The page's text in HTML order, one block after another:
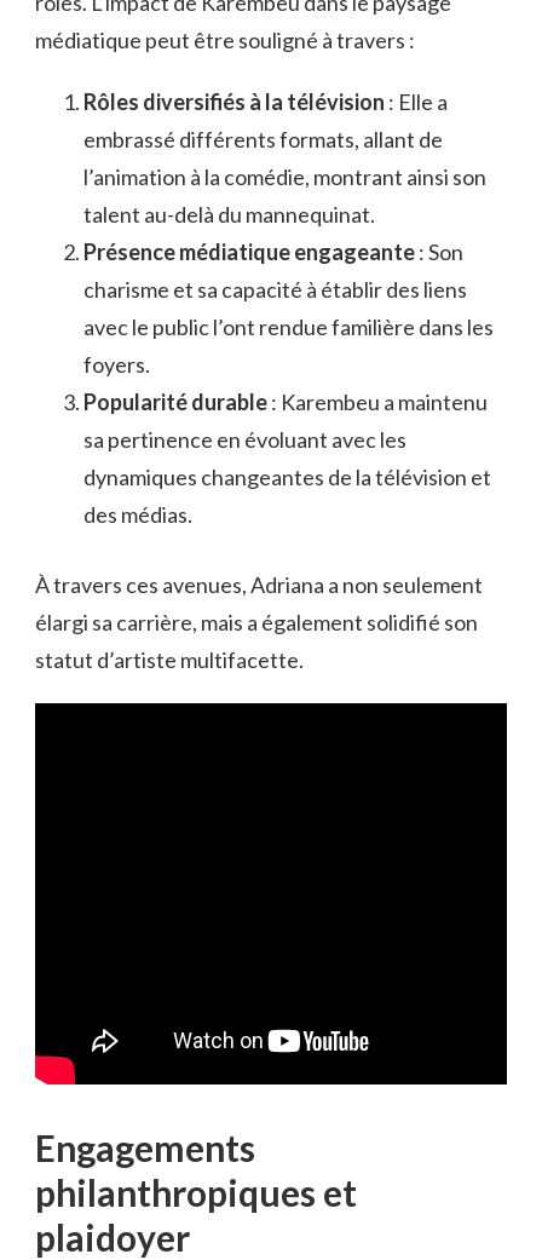
médiatique peut être souligné à travers :
Rôles diversifiés à la télévision : Elle a
embrassé différents formats, allant de
l’animation à la comédie, montrant ainsi son
talent au-delà du mannequinat.
Présence médiatique engageante: Son
charisme et sa capacité à établir des liens
avec le public l’ont rendue familière dans les
foyers.
Popularité durable: Karembeu a maintenu
sa pertinence en évoluant avec les
dynamiques changeantes de la télévision et
des médias.
À travers ces avenues, Adriana a non seulement
élargi sa carrière, mais a également solidifié son
statut d’artiste multifacette.
Engagements
philanthropiques et
plaidoyer